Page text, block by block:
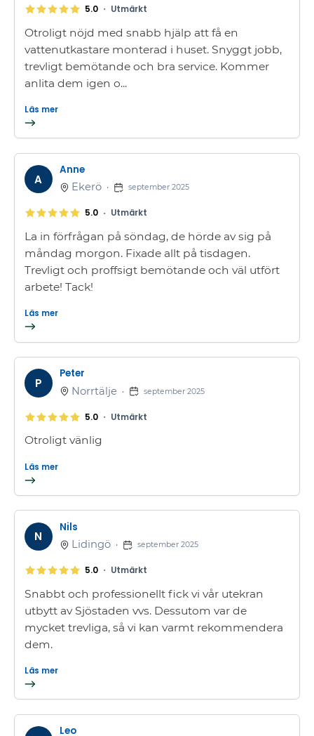
5.0 • Utmärkt
Otroligt nöjd med snabb hjälp att få en
vattenutkastare monterad i huset. Snyggt jobb,
trevligt bemötande och bra service. Kommer
anlita dem igen o...
Läs mer
A
Anne
Ekerö • september 2025
5.0 • Utmärkt
La in förfrågan på söndag, de hörde av sig på
måndag morgon. Fixade allt på tisdagen.
Trevligt och proffsigt bemötande och väl utfört
arbete! Tack!
Läs mer
P
Peter
Norrtälje • september 2025
5.0 • Utmärkt
Otroligt vänlig
Läs mer
N
Nils
Lidingö • september 2025
5.0 • Utmärkt
Snabbt och professionellt fick vi vår utekran
utbytt av Sjöstaden vvs. Dessutom var de
mycket trevliga, så vi kan varmt rekommendera
dem.
Läs mer
Leo